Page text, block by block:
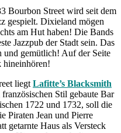
Bourbon Street wird seit dem
gespielt. Dixieland mögen
am Hut haben! Die Bands
Jazzpub der Stadt sein. Das
und gemütlich! Auf der Seite
hineinhören!
liegt Lafitte’s Blacksmith
Stil gebaute Bar
1722 und 1732, soll die
Piraten Jean und Pierre
getarnte Haus als Versteck